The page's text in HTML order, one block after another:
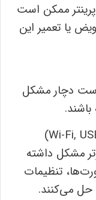
ممکن است
یا تعمیر این
دچار مشکل
مشکل داشته
تنظیمات
می‌کنند.